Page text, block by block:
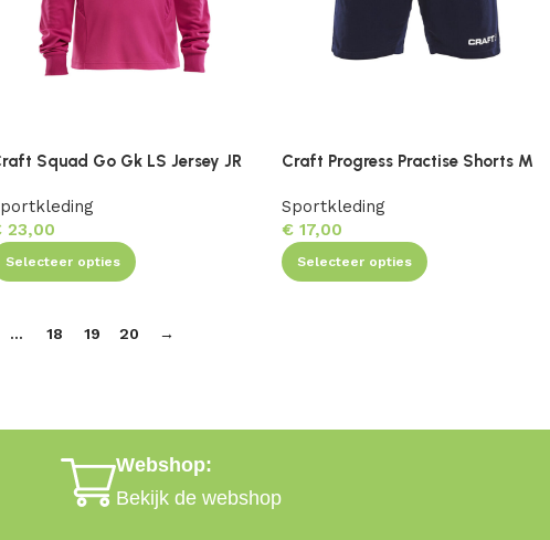
Squad Go Gk LS Jersey JR
23,00
Selecteer opties
Craft Progress Practise Shorts M
Sportkleding
€17,00
Selecteer opties
… 18 19 20 →
Webshop:
Bekijk de webshop